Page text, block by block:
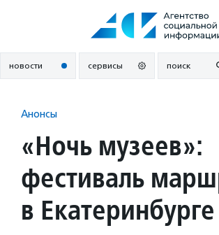
новости сервисы поиск
Анонсы
«Ночь музеев»:
фестиваль
в Екатеринбурге